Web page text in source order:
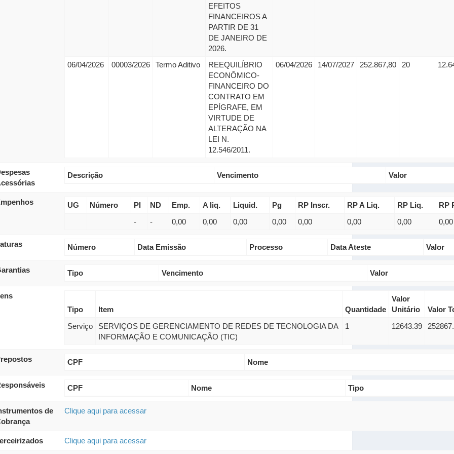
EFEITOS
FINANCEIROS A
PARTIR DE 31
DE JANEIRO DE
2026.
06/04/2026
00003/2026 Termo Aditivo
REEQUILÍBRIO
ECONÔMICO-
FINANCEIRO DO
CONTRATO EM
EPÍGRAFE, EM
VIRTUDE DE
ALTERAÇÃO NA
LEI N.
12.546/2011.
06/04/2026 14/07/2027 252.867,80 20
Descrição Vencimento Valor
UG Número PI ND Emp. A liq. Liquid. Pg RP Inscr. RP A Liq. RP Liq.
RP
-
- 0,00 0,00 0,00 0,00 0,00 0,00 0,00 0,00
Número Data Emissão Processo Data Ateste Valor
Tipo Vencimento Valor
Tipo
Item Quantidade
Valor
Unitário
Valor
Serviço
SERVIÇOS DE GERENCIAMENTO DE REDES DE TECNOLOGIA DA
INFORMAÇÃO E COMUNICAÇÃO (TIC)
1 12643.39
CPF Nome
CPF Nome Tipo
de
Clique aqui para acessar
Clique aqui para acessar